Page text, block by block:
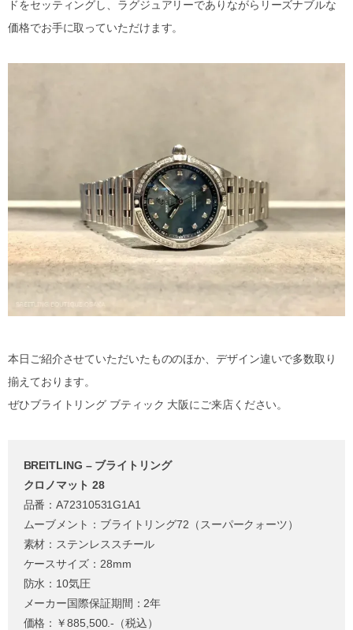
ドをセッティングし、ラグジュアリーでありながらリーズナブルな
価格でお手に取っていただけます。
本日ご紹介させていただいたもののほか、デザイン違いで多数取り
揃えております。
ぜひブライトリング ブティック 大阪にご来店ください。
BREITLING – ブライトリング
クロノマット 28
品番：A72310531G1A1
ムーブメント：ブライトリング72（スーパークォーツ）
素材：ステンレススチール
ケースサイズ：28mm
防水：10気圧
メーカー国際保証期間：2年
価格：￥885,500.-（税込）